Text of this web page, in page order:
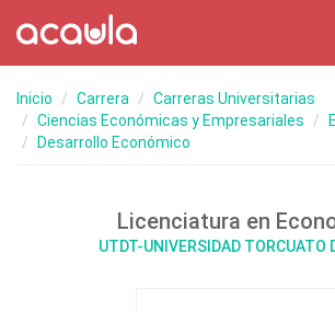
Inicio Carrera
Carreras Universitarias
Ciencias Económicas y Empresariales
Desarrollo Económico
Licenciatura en
UTDT-UNIVERSIDAD TORCUATO